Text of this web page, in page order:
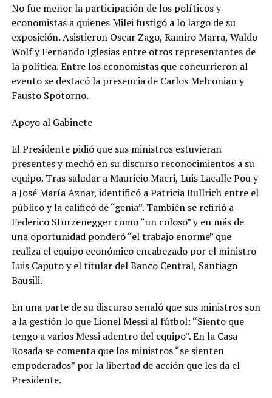
No fue menor la participación de los políticos y
economistas a quienes Milei fustigó a lo largo de su
exposición. Asistieron Oscar Zago, Ramiro Marra, Waldo
Wolf y Fernando Iglesias entre otros representantes de
la política. Entre los economistas que concurrieron al
evento se destacó la presencia de Carlos Melconian y
Fausto Spotorno.
Apoyo al Gabinete
El Presidente pidió que sus ministros estuvieran
presentes y mechó en su discurso reconocimientos a su
equipo. Tras saludar a Mauricio Macri, Luis Lacalle Pou y
a José María Aznar, identificó a Patricia Bullrich entre el
público y la calificó de “genia”. También se refirió a
Federico Sturzenegger como “un coloso” y en más de
una oportunidad ponderó “el trabajo enorme” que
realiza el equipo económico encabezado por el ministro
Luis Caputo y el titular del Banco Central, Santiago
Bausili.
En una parte de su discurso señaló que sus ministros son
a la gestión lo que Lionel Messi al fútbol: “Siento que
tengo a varios Messi adentro del equipo”. En la Casa
Rosada se comenta que los ministros “se sienten
empoderados” por la libertad de acción que les da el
Presidente.